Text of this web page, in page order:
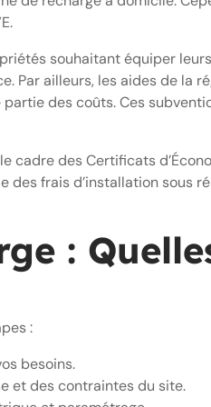
souhaitant équiper
Par ailleurs, les aides de la
des coûts. Ces
des Certificats
frais d’installation sous
:
:
besoins.
et des contraintes du site.